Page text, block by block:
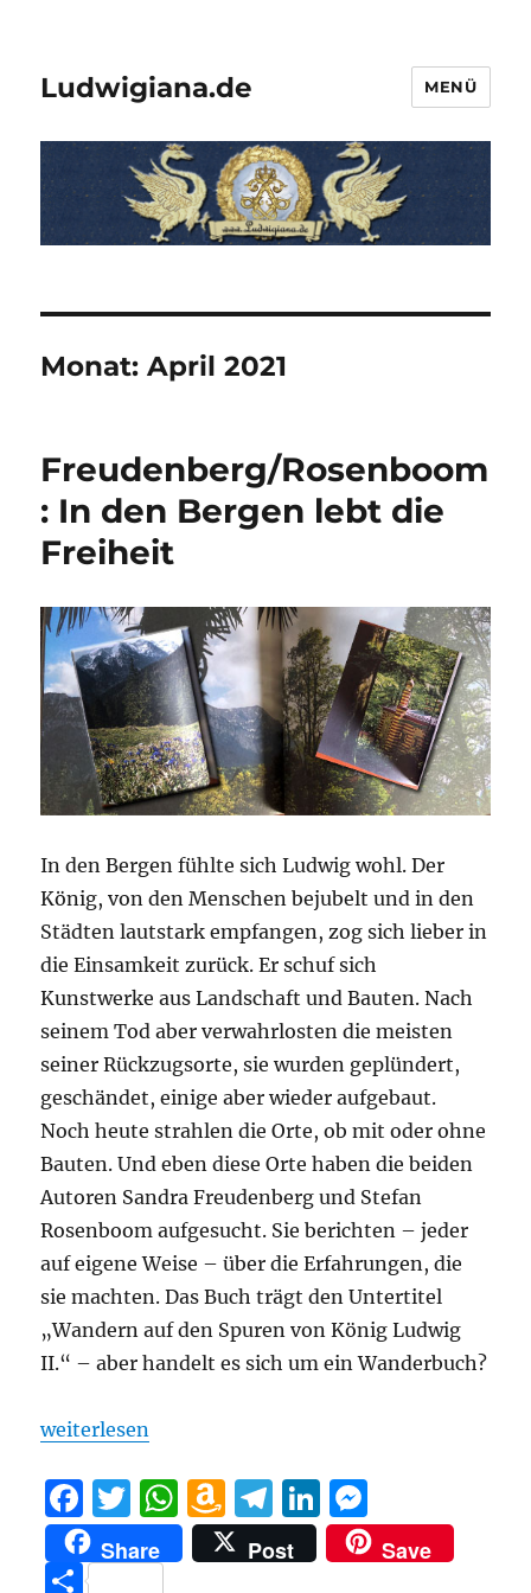
Ludwigiana.de MENÜ
Monat:April 2021
Freudenberg/Rosenboom
: In den Bergen lebt die
Freiheit
In den Bergen fühlte sich Ludwig wohl. Der
König, von den Menschen bejubelt und in den
Städten lautstark empfangen, zog sich lieber in
die Einsamkeit zurück. Er schuf sich
Kunstwerke aus Landschaft und Bauten. Nach
seinem Tod aber verwahrlosten die meisten
seiner Rückzugsorte, sie wurden geplündert,
geschändet, einige aber wieder aufgebaut.
Noch heute strahlen die Orte, ob mit oder ohne
Bauten. Und eben diese Orte haben die beiden
Autoren Sandra Freudenberg und Stefan
Rosenboom aufgesucht. Sie berichten – jeder
auf eigene Weise – über die Erfahrungen, die
sie machten. Das Buch trägt den Untertitel
„Wandern auf den Spuren von König Ludwig
II.“ – aber handelt es sich um ein Wanderbuch?
„Freudenberg/Rosenboom: In den Bergen lebt die
weiterlesen
F
a
c
T
w
it
W
h
at
A
m
a
T
el
e
Li
n
k
e
ss
Share Post Save
T